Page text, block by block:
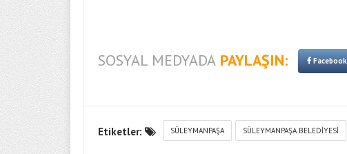
SOSYAL MEDYADA PAYLAŞIN: Facebook
Etiketler: SÜLEYMANPAŞA SÜLEYMANPAŞA BELEDIYESI